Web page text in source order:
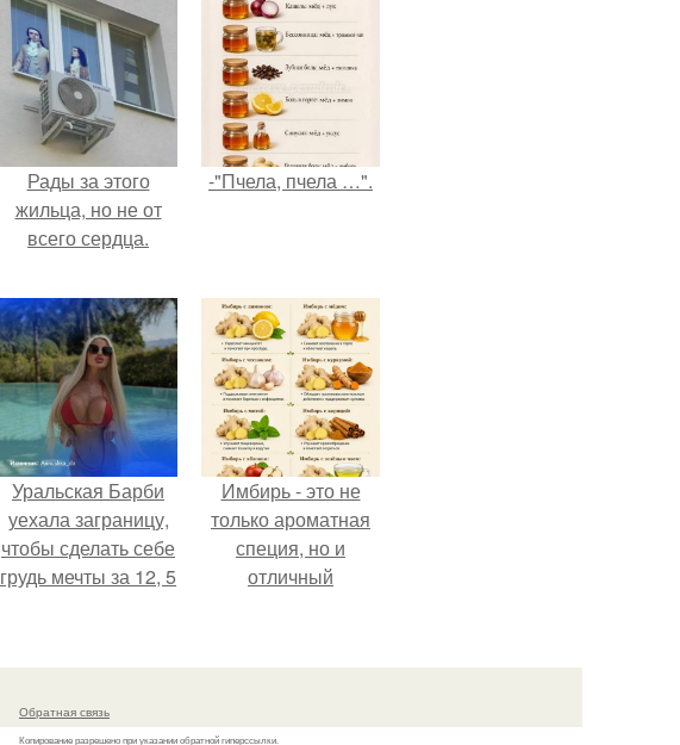
Рады за этого
жильца, но не от
всего сердца.
-"Пчела, пчела …".
Уральская Барби
уехала заграницу,
чтобы сделать себе
грудь мечты за 12, 5
Имбирь - это не
только ароматная
специя, но и
отличный
и блюд.
Обратная связь
Копирование разрешено при указании обратной гиперссылки.